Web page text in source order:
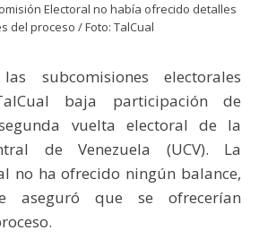
Electoral no había ofrecido detalles
del proceso / Foto: TalCual
subcomisiones electorales
baja participación de
vuelta electoral de la
de Venezuela (UCV). La
no ha ofrecido ningún balance,
aseguró que se ofrecerían